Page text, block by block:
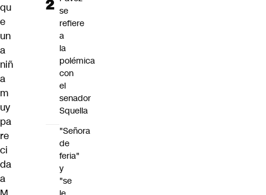
qu
e
un
a
niñ
a
m
uy
pa
re
ci
da
a
se
refiere
a
la
polémica
con
el
senador
Squella
"Señora
de
feria"
y
"se